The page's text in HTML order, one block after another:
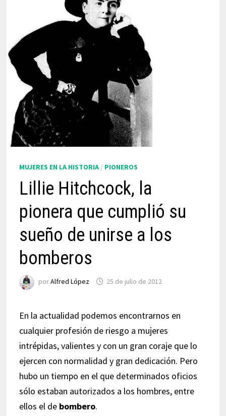
MUJERES EN LA HISTORIA/ PIONEROS
Lillie Hitchcock, la
pionera que cumplió su
sueño de unirse a los
bomberos
porAlfred López 25 de julio de 2012
En la actualidad podemos encontrarnos en
cualquier profesión de riesgo a mujeres
intrépidas, valientes y con un gran coraje que lo
ejercen con normalidad y gran dedicación. Pero
hubo un tiempo en el que determinados oficios
sólo estaban autorizados a los hombres, entre
ellos el de bombero.